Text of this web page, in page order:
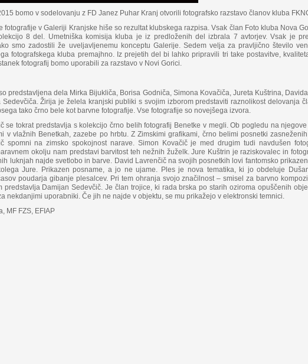
bomo v sodelovanju z FD Janez Puhar Kranj otvorili fotografsko razstavo članov kluba
fotografije v Galeriji Kranjske hiše so rezultat klubskega razpisa. Vsak član Foto kluba Nova
8 del. Umetniška komisija kluba je iz predloženih del izbrala 7 avtorjev. Vsak je
smo zadostili že uveljavljenemu konceptu Galerije. Sedem velja za pravljično število
fotografskega kluba premajhno. Iz prejetih del bi lahko pripravili tri take postavitve,
fotografij bomo uporabili za razstavo v Novi Gorici.
predstavljena dela Mirka Bijukliča, Borisa Godniča, Simona Kovačiča, Jureta Kuštrina,
Sedevčiča. Žirija je želela kranjski publiki s svojim izborom predstaviti raznolikost delovanja
tako črno bele kot barvne fotografije. Vse fotografije so novejšega izvora.
se tokrat predstavlja s kolekcijo črno belih fotografij Benetke v megli. Ob pogledu na
v vlažnih Benetkah, zazebe po hrbtu. Z Zimskimi grafikami, črno belimi posnetki
spomni na zimsko spokojnost narave. Simon Kovačič je med drugim tudi navdušen
okolju nam predstavi barvitost teh nežnih žuželk. Jure Kuštrin je raziskovalec in
luknjah najde svetlobo in barve. David Lavrenčič na svojih posnetkih lovi fantomsko
Jure. Prikazen posname, a jo ne ujame. Ples je nova tematika, ki jo obdeluje
poudarja gibanje plesalcev. Pri tem ohranja svojo značilnost – smisel za barvno
predstavlja Damijan Sedevčič. Je član trojice, ki rada brska po starih oziroma opuščenih
nekdanjimi uporabniki. Če jih ne najde v objektu, se mu prikažejo v elektronski temnici.
MF FZS, EFIAP